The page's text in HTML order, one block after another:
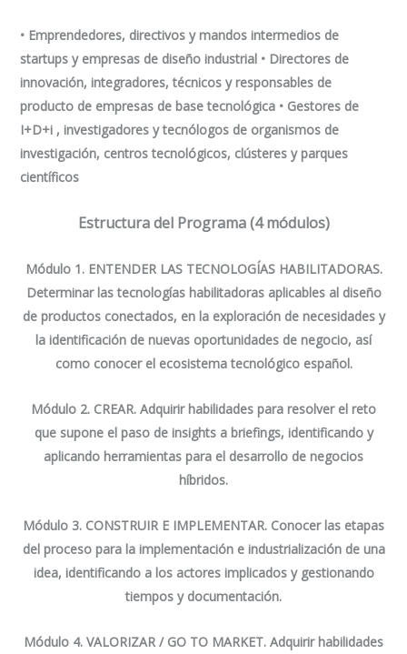
• Emprendedores, directivos y mandos intermedios de
startups y empresas de diseño industrial • Directores de
innovación, integradores, técnicos y responsables de
producto de empresas de base tecnológica • Gestores de
I+D+i , investigadores y tecnólogos de organismos de
investigación, centros tecnológicos, clústeres y parques
científicos
Estructura del Programa (4 módulos)
Módulo 1. ENTENDER LAS TECNOLOGÍAS HABILITADORAS.
Determinar las tecnologías habilitadoras aplicables al diseño
de productos conectados, en la exploración de necesidades y
la identificación de nuevas oportunidades de negocio, así
como conocer el ecosistema tecnológico español.
Módulo 2. CREAR. Adquirir habilidades para resolver el reto
que supone el paso de insights a briefings, identificando y
aplicando herramientas para el desarrollo de negocios
híbridos.
Módulo 3. CONSTRUIR E IMPLEMENTAR. Conocer las etapas
del proceso para la implementación e industrialización de una
idea, identificando a los actores implicados y gestionando
tiempos y documentación.
Módulo 4. VALORIZAR / GO TO MARKET. Adquirir habilidades